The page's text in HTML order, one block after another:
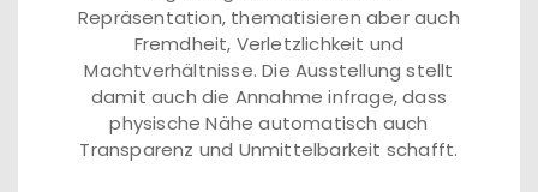
Repräsentation, thematisieren aber auch
Fremdheit, Verletzlichkeit und
Machtverhältnisse. Die Ausstellung stellt
damit auch die Annahme infrage, dass
physische Nähe automatisch auch
Transparenz und Unmittelbarkeit schafft.